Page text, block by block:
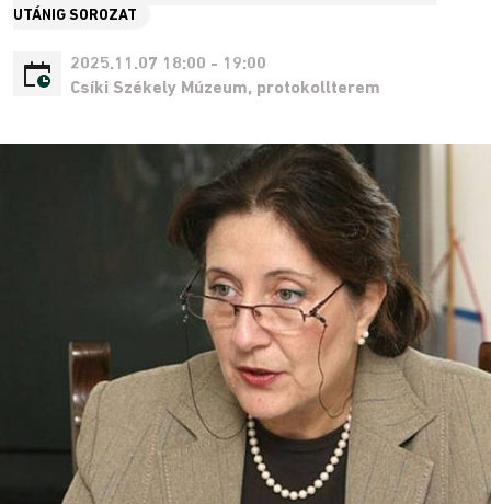
UTÁNIG SOROZAT
2025.11.07 18:00 - 19:00
Csíki Székely Múzeum, protokollterem